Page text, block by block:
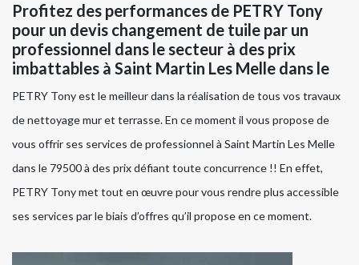
Profitez des performances de PETRY Tony
pour un devis changement de tuile par un
professionnel dans le secteur à des prix
imbattables à Saint Martin Les Melle dans le
PETRY Tony est le meilleur dans la réalisation de tous vos travaux
de nettoyage mur et terrasse. En ce moment il vous propose de
vous offrir ses services de professionnel à Saint Martin Les Melle
dans le 79500 à des prix défiant toute concurrence !! En effet,
PETRY Tony met tout en œuvre pour vous rendre plus accessible
ses services par le biais d’offres qu’il propose en ce moment.